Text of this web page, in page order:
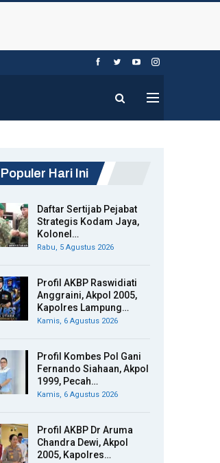
Populer Hari Ini
Daftar Sertijab Pejabat
Strategis Kodam Jaya,
Kolonel…
Rabu, 5 Agustus 2026
Profil AKBP Raswidiati
Anggraini, Akpol 2005,
Kapolres Lampung…
Kamis, 6 Agustus 2026
Profil Kombes Pol Gani
Fernando Siahaan, Akpol
1999, Pecah…
Kamis, 6 Agustus 2026
Profil AKBP Dr Aruma
Chandra Dewi, Akpol
2005, Kapolres…